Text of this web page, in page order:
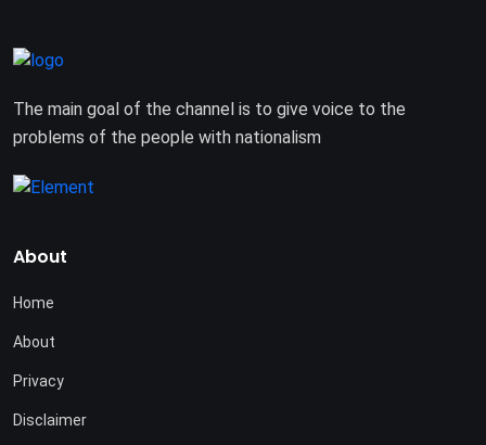
The main goal of the channel is to give voice to the
problems of the people with nationalism
About
Home
About
Privacy
Disclaimer